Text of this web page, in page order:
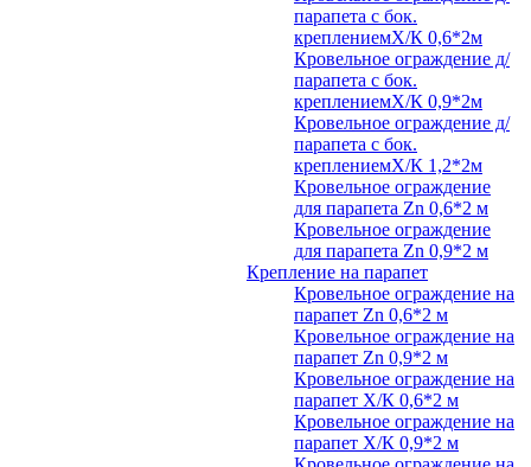
парапета с бок.
креплениемХ/К 0,6*2м
Кровельное ограждение д/
парапета с бок.
креплениемХ/К 0,9*2м
Кровельное ограждение д/
парапета с бок.
креплениемХ/К 1,2*2м
Кровельное ограждение
для парапета Zn 0,6*2 м
Кровельное ограждение
для парапета Zn 0,9*2 м
Крепление на парапет
Кровельное ограждение на
парапет Zn 0,6*2 м
Кровельное ограждение на
парапет Zn 0,9*2 м
Кровельное ограждение на
парапет Х/К 0,6*2 м
Кровельное ограждение на
парапет Х/К 0,9*2 м